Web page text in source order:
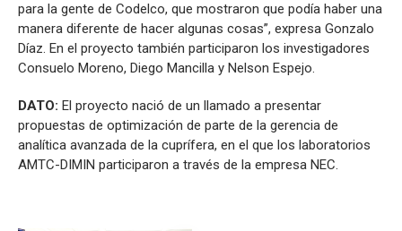
para la gente de Codelco, que mostraron que podía haber una
manera diferente de hacer algunas cosas”, expresa Gonzalo
Díaz. En el proyecto también participaron los investigadores
Consuelo Moreno, Diego Mancilla y Nelson Espejo.
DATO: El proyecto nació de un llamado a presentar
propuestas de optimización de parte de la gerencia de
analítica avanzada de la cuprífera, en el que los laboratorios
AMTC-DIMIN participaron a través de la empresa NEC.